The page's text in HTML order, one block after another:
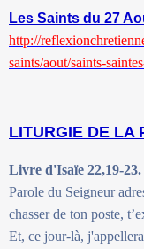
Les Saints du 27
http://
saints/aout/saints-
LITURGIE DE LA
Livre d'Isaïe 22,19-23.
Parole du Seigneur
chasser de ton poste,
Et, ce jour-là,